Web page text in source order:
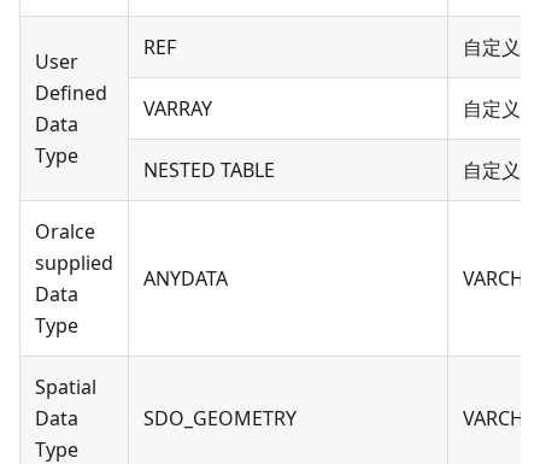
User
Defined
Data
Type
REF 自定义
VARRAY 自定义
NESTED TABLE 自定义
Oralce
supplied
Data
Type
ANYDATA
Spatial
Data
Type
SDO_GEOMETRY